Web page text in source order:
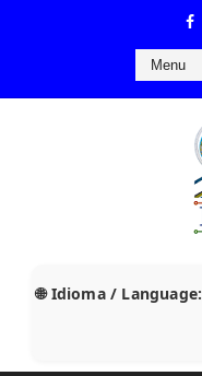
🌐 Idioma / Language: